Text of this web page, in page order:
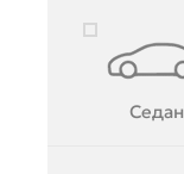
Lifan
Седан